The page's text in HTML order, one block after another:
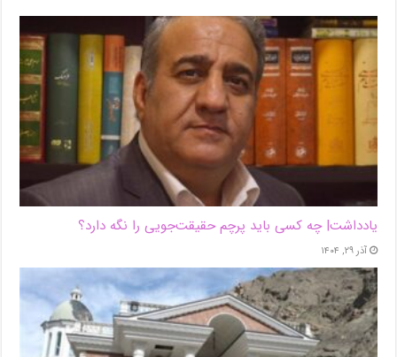
یادداشت| ‌چه کسی باید پرچم حقیقت‌جویی را نگه دارد؟
آذر ۲۹, ۱۴۰۴